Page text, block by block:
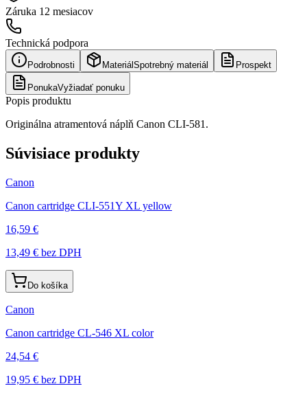
Záruka 12 mesiacov
Technická podpora
Podrobnosti Materiál Spotrebný materiál Prospekt
PonukaVyžiadať ponuku
Popis produktu
Originálna atramentová náplň Canon CLI-581.
Súvisiace produkty
Canon
Canon cartridge CLI-551Y XL yellow
16,59 €
13,49 € bez DPH
Do košíka
Canon
Canon cartridge CL-546 XL color
24,54 €
19,95 € bez DPH